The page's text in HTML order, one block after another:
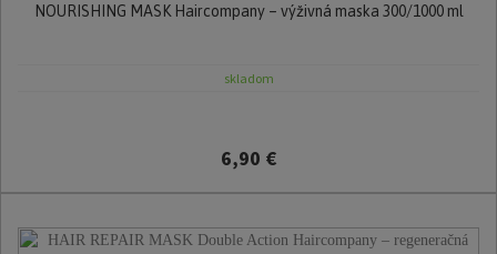
NOURISHING MASK Haircompany – výživná maska 300/1000 ml
skladom
6,90 €